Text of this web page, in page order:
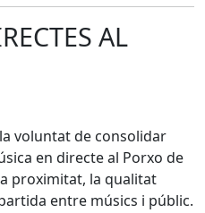
AL
voluntat de consolidar
en directe al Porxo de
proximitat, la qualitat
entre músics i públic.